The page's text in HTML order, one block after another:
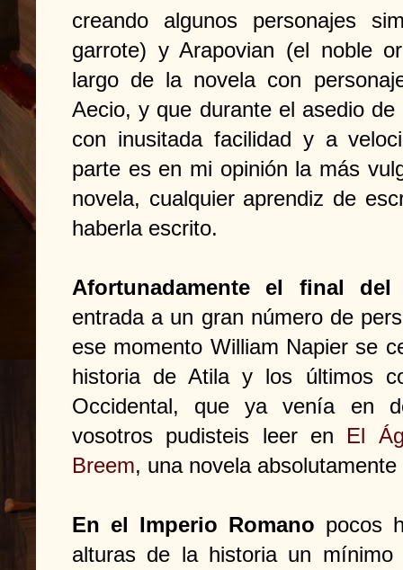
creando algunos personajes
garrote) y Arapovian (el noble
largo de la novela con
Aecio, y que durante el asedio
con inusitada facilidad y a
parte es en mi opinión la más
novela, cualquier aprendiz de
haberla escrito.
Afortunadamente el final
entrada a un gran número de
ese momento William Napier se
historia de Atila y los últimos
Occidental, que ya venía en
vosotros pudisteis leer en El
Breem, una novela
En el Imperio Romano pocos
alturas de la historia un